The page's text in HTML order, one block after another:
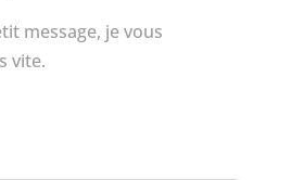
message, je vous
vite.